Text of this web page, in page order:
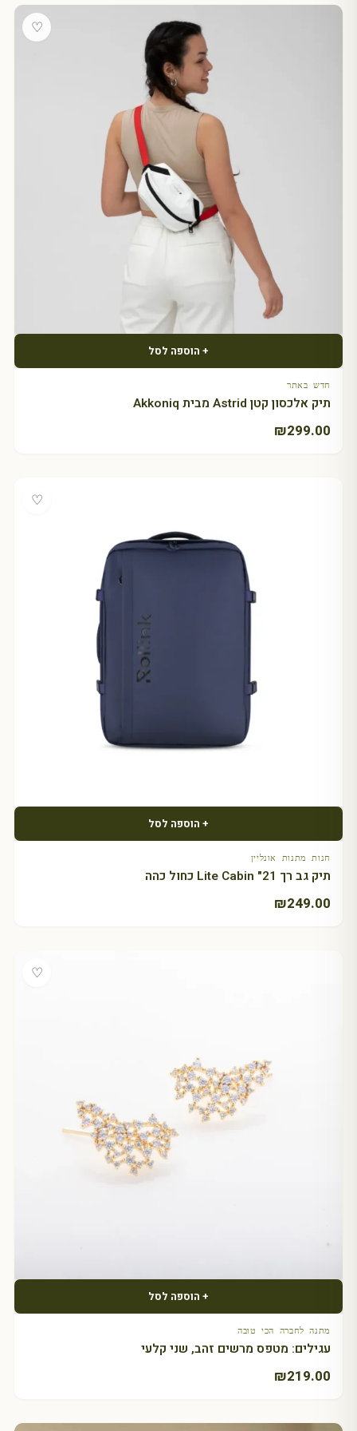
♡
+ הוספה לסל
חדש באתר
תיק אלכסון קטן Astrid מבית Akkoniq
₪299.00
♡
+ הוספה לסל
חנות מתנות אונליין
תיק גב רך Lite Cabin "21 כחול כהה
₪249.00
♡
+ הוספה לסל
מתנה לחברה הכי טובה
עגילים: מטפס מרשים זהב, שני קלעי
₪219.00